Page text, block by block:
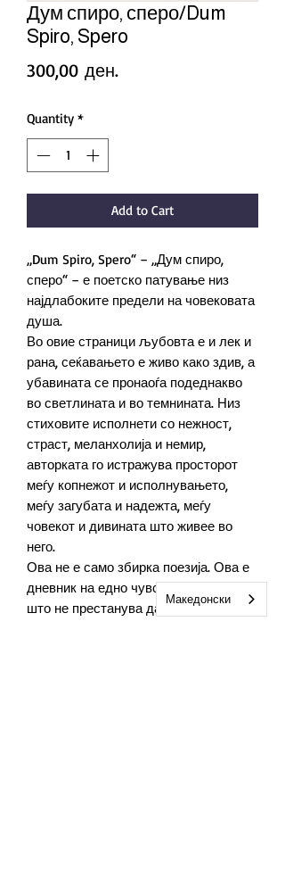
Дум спиро, сперо/Dum
Spiro, Spero
300,00 ден.
Quantity *
Add to Cart
„Dum Spiro, Spero“ – „Дум спиро,
сперо“ – е поетско патување низ
најдлабоките предели на човековата
душа.
Во овие страници љубовта е и лек и
рана, сеќавањето е живо како здив, а
убавината се пронаоѓа подеднакво
во светлината и во темнината. Низ
стиховите исполнети со нежност,
страст, меланхолија и немир,
авторката го истражува просторот
меѓу копнежот и исполнувањето,
меѓу загубата и надежта, меѓу
човекот и дивината што живее во
него.
Ова не е само збирка поезија. Ова е
дневник на едно чувствително срце
што не престанува да се восхитува
Македонски